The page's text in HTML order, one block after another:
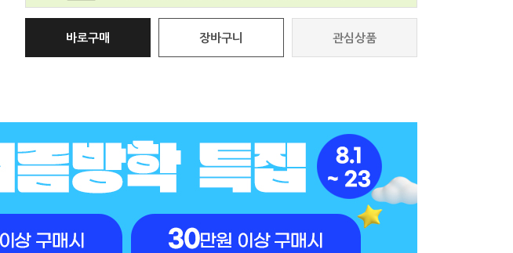
바로구매 장바구니 관심상품